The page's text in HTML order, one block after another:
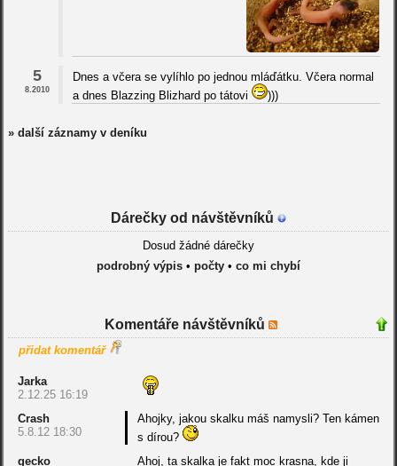
5
8.2010
Dnes a včera se vylíhlo po jednou mláďátku. Včera normal
a dnes Blazzing Blizhard po tátovi
)))
» další záznamy v deníku
Dárečky od návštěvníků
Dosud žádné dárečky
podrobný výpis• počty• co mi chybí
Komentáře návštěvníků
přidat komentář
Jarka
2.12.25 16:19
Crash
5.8.12 18:30
Ahojky, jakou skalku máš namysli? Ten kámen
s dírou?
gecko
Ahoj, ta skalka je fakt moc krasna, kde ji